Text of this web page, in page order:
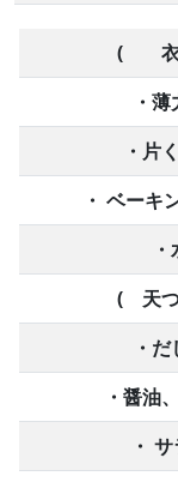
(
・
・片
・ ベーキ
( 天
・
・醤油
・ サ